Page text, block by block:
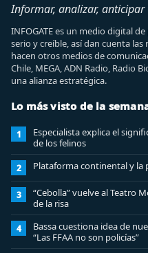
Informar, analizar, anticipar
INFOGATE es un medio digital
serio y creíble, así dan cuenta
hacen otros medios de
Chile, MEGA, ADN Radio, Radio
una alianza estratégica.
Lo más visto de la
1
Especialista explica el
de los felinos
2 Plataforma continental y la
3
“Cebolla” vuelve al Teatro
de la risa
4
Bassa cuestiona idea de
“Las FFAA no son policías”